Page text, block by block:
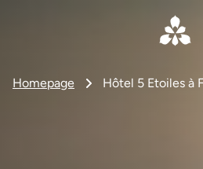
Homepage Hôtel 5 Etoiles à